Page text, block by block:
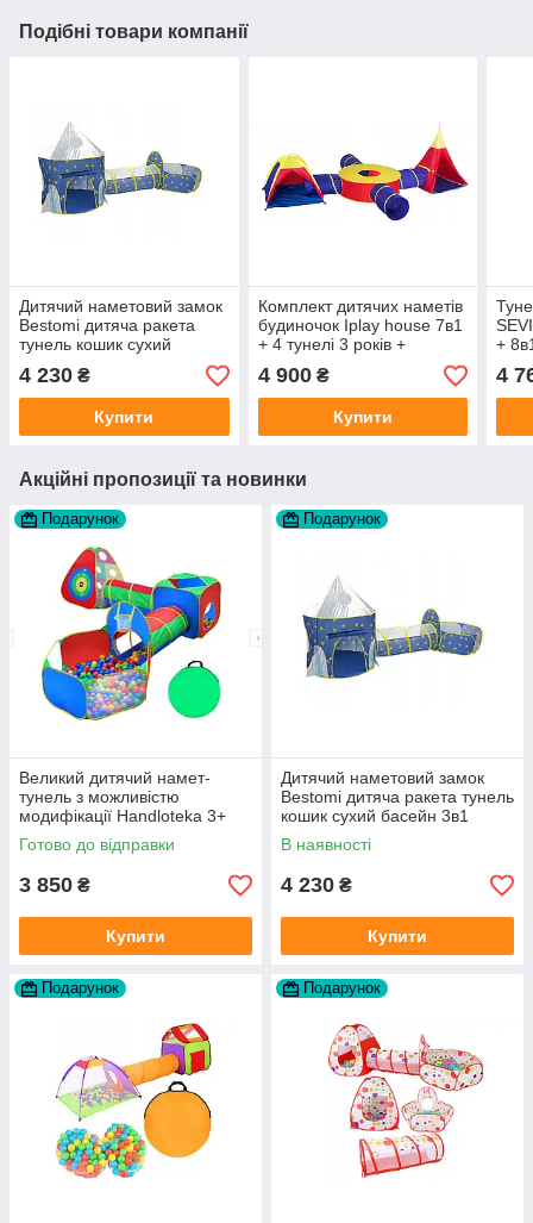
Подібні товари компанії
Дитячий наметовий замок
Bestomi дитяча ракета
тунель кошик сухий
басейн 3в1
4 230 ₴
Купити
Комплект дитячих наметів
будиночок Iplay house 7в1
+ 4 тунелі 3 років +
різнобарвний 8905
4 900₴
Купити
+
F86
4
Акційні пропозиції та новинки
Подарунок
Великий дитячий намет-
тунель з можливістю
модифікації Handloteka 3+
Готово до відправки
3 850 ₴
Купити
Подарунок
Дитячий наметовий замок
Bestomi дитяча ракета тунель
кошик сухий басейн 3в1
В наявності
4 230 ₴
Купити
Подарунок Подарунок